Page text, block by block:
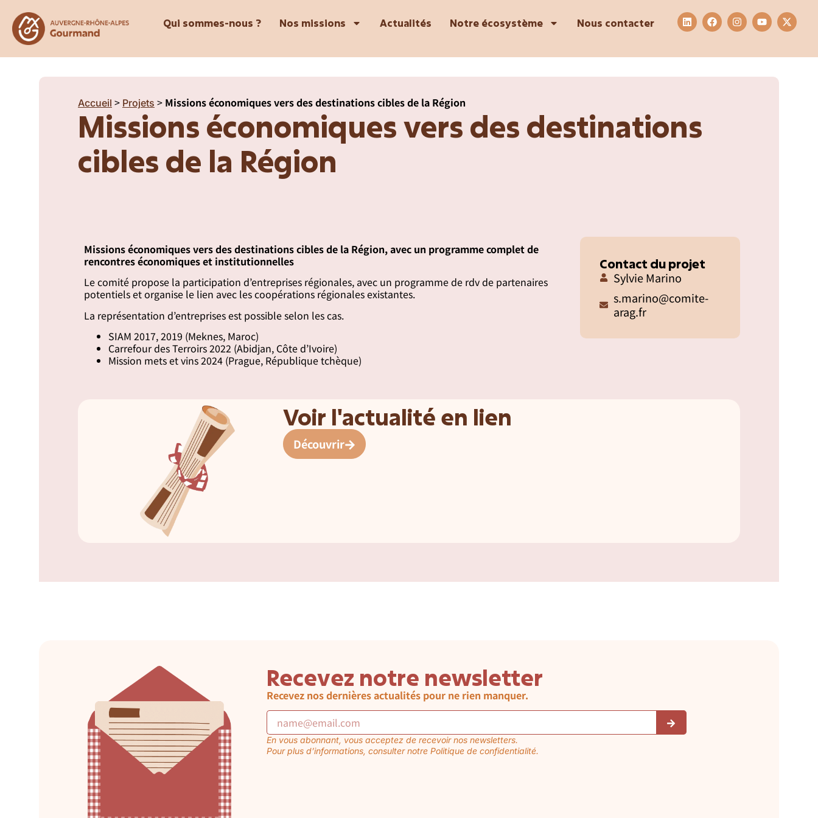
Qui sommes-nous ? Nos missions Actualités Notre écosystème Nous contacter
Accueil > Projets > Missions économiques vers des destinations cibles de la Région
Missions économiques vers des destinations
cibles de la Région
Missions économiques vers des destinations cibles de la Région, avec un programme complet de
rencontres économiques et institutionnelles
Le comité propose la participation d’entreprises régionales, avec un programme de rdv de partenaires
potentiels et organise le lien avec les coopérations régionales existantes.
La représentation d’entreprises est possible selon les cas.
SIAM 2017, 2019 (Meknes, Maroc)
Carrefour des Terroirs 2022 (Abidjan, Côte d’Ivoire)
Mission mets et vins 2024 (Prague, République tchèque)
Contact du projet
Sylvie Marino
s.marino@comite-
arag.fr
Voir l'actualité en lien
Découvrir
Recevez notre newsletter
Recevez nos dernières actualités pour ne rien manquer.
En vous abonnant, vous acceptez de recevoir nos newsletters.
Pour plus d’informations, consulter notre Politique de confidentialité.